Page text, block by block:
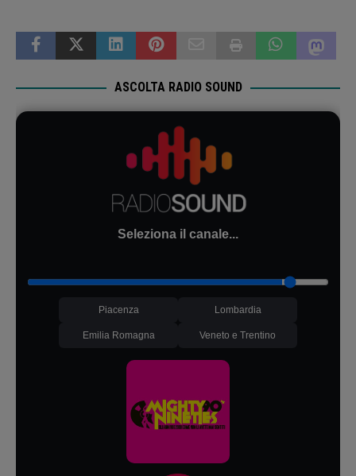
ASCOLTA RADIO SOUND
Seleziona il canale...
Piacenza Lombardia
Emilia Romagna Veneto e Trentino